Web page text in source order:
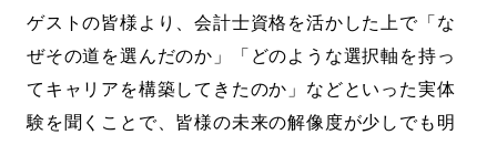
ゲストの皆様より、会計士資格を活かした上で「な
ぜその道を選んだのか」「どのような選択軸を持っ
てキャリアを構築してきたのか」などといった実体
験を聞くことで、皆様の未来の解像度が少しでも明